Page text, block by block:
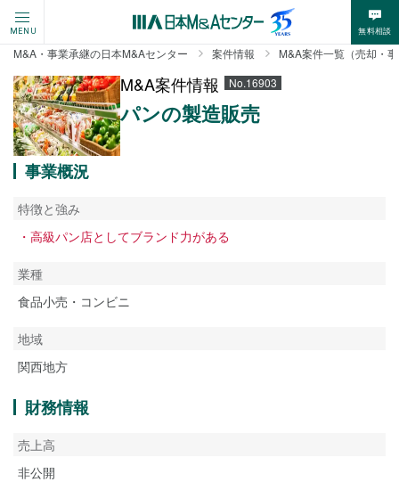
MENU 無料相談
M&A・事業承継の日本M&Aセンター 案件情報 M&A案件一覧（売却・
M&A案件情報 No.16903
パンの製造販売
事業概況
特徴と強み
・高級パン店としてブランド力がある
業種
食品小売・コンビニ
地域
関西地方
財務情報
売上高
非公開